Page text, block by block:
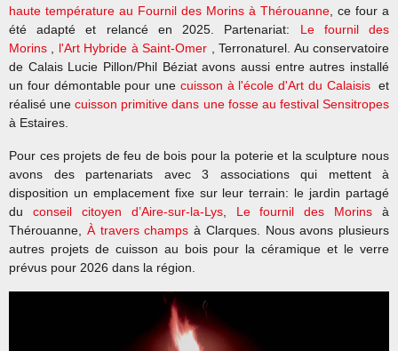
haute température au Fournil des Morins à Thérouanne , ce four a
été adapté et relancé en 2025. Partenariat:
Le fournil des
Morins
l'Art Hybride à Saint-Omer , Terronaturel. Au conservatoire
de Calais Lucie Pillon/Phil Béziatavons aussi entre autres installé
un four démontable pour une cuisson à l'école d'Art du Calaisis et
réalisé unecuisson primitive dans une fosse au festival Sensitropes
à Estaires.
Pour ces projets de feu de bois pour la poterie et la sculpture nous
avons des partenariats avec 3 associations qui mettent à
disposition un emplacement fixe sur leur terrain: le jardin partagé
du conseil citoyen d’Aire-sur-la-Lys, Le fournil des Morins à
Thérouanne, À travers champs à Clarques.
Nous avons plusieurs
autres projets de cuisson au bois pour la céramique et le verre
prévus pour 2026 dans la région.